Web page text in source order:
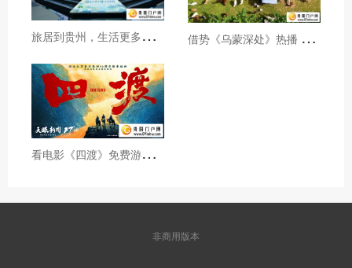
旅
居到贵州，生活更多彩！贵旅集团2026年夏季产品推介会在沪举行 借
势《乌蒙深处》热播 黔西市推动影视流量变游客“留量”
看
电影《四渡》免费游贵州A级景区、领500元票根消费券
非商用版本